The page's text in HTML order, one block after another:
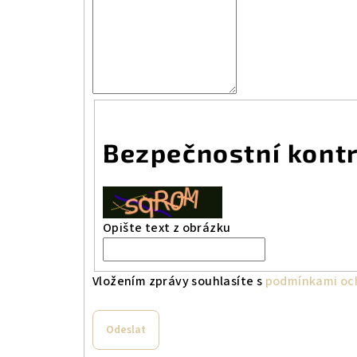
Bezpečnostní
Opište text z obrázku
Vložením zprávy souhlasíte s podmínkami
Odeslat